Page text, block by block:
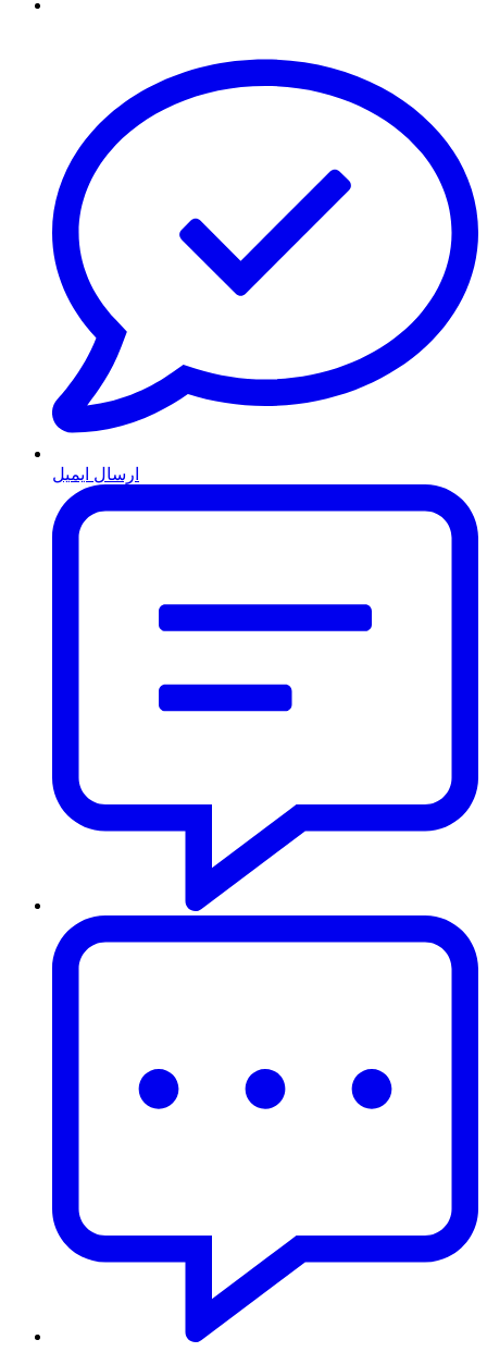
ارسال ایمیل